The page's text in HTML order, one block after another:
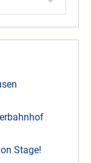
Stage!